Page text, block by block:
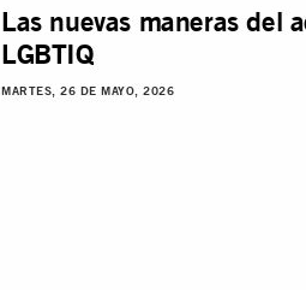
Las nuevas maneras del
LGBTIQ
MARTES, 26 DE MAYO, 2026